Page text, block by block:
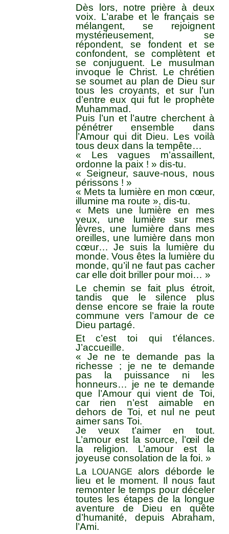
Dès lors, notre prière à deux
voix. L’arabe et le français se
mélangent, se rejoignent
mystérieusement, se
répondent, se fondent et se
confondent, se complètent et
se conjuguent. Le musulman
invoque le Christ. Le chrétien
se soumet au plan de Dieu sur
tous les croyants, et sur l’un
d’entre eux qui fut le prophète
Muhammad.
Puis l’un et l’autre cherchent à
pénétrer ensemble dans
l’Amour qui dit Dieu. Les voilà
tous deux dans la tempête…
« Les vagues m’assaillent,
ordonne la paix ! » dis-tu.
« Seigneur, sauve-nous, nous
périssons ! »
« Mets ta lumière en mon cœur,
illumine ma route », dis-tu.
« Mets une lumière en mes
yeux, une lumière sur mes
lèvres, une lumière dans mes
oreilles, une lumière dans mon
cœur… Je suis la lumière du
monde. Vous êtes la lumière du
monde, qu’il ne faut pas cacher
car elle doit briller pour moi… »
Le chemin se fait plus étroit,
tandis que le silence plus
dense encore se fraie la route
commune vers l’amour de ce
Dieu partagé.
Et c’est toi qui t’élances.
J’accueille.
« Je ne te demande pas la
richesse ; je ne te demande
pas la puissance ni les
honneurs… je ne te demande
que l’Amour qui vient de Toi,
car rien n’est aimable en
dehors de Toi, et nul ne peut
aimer sans Toi.
Je veux t’aimer en tout.
L’amour est la source, l’œil de
la religion. L’amour est la
joyeuse consolation de la foi. »
La
LOUANGE
alors déborde le
lieu et le moment. Il nous faut
remonter le temps pour déceler
toutes les étapes de la longue
aventure de Dieu en quête
d’humanité, depuis Abraham,
l’Ami.